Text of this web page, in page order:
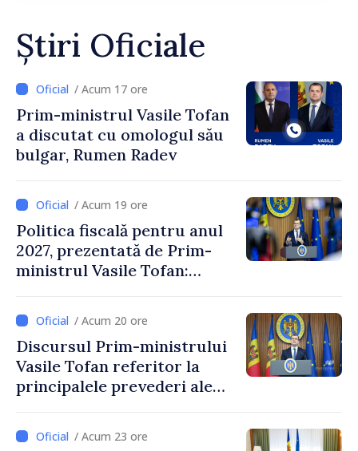
Știri Oficiale
/ Acum 17 ore
Prim-ministrul Vasile Tofan
a discutat cu omologul său
bulgar, Rumen Radev
/ Acum 19 ore
Politica fiscală pentru anul
2027, prezentată de Prim-
ministrul Vasile Tofan:
stimularea investițiilor și o
taxare mai echitabilă
/ Acum 20 ore
Discursul Prim-ministrului
Vasile Tofan referitor la
principalele prevederi ale
2027
/ Acum 23 ore